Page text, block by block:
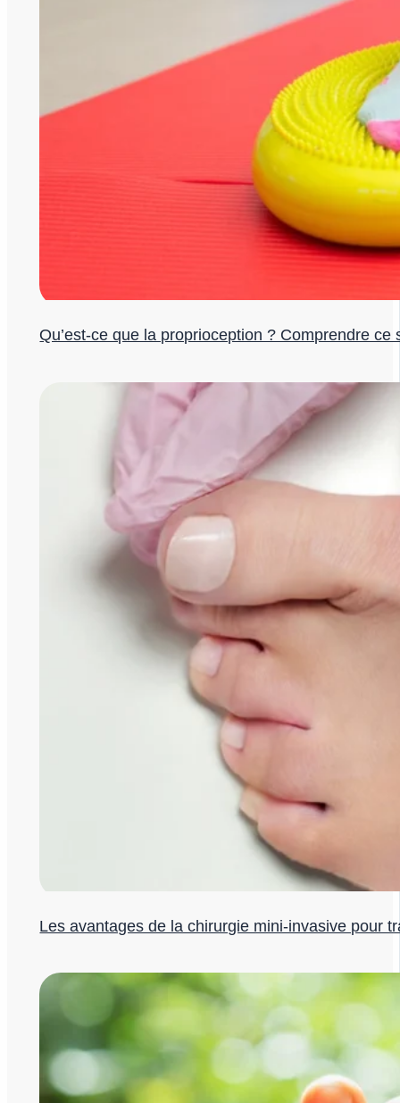
Qu’est-ce que la proprioception ? Comprendre ce
Les avantages de la chirurgie mini-invasive pour